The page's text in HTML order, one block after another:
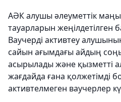
АӘК алушы әлеуметтік
тауарларын жеңілдетілген
Ваучерді активтеу
сайын ағымдағы айдың
асырылады және қызметті
жағдайда ғана қолжетімді
активтелмеген ваучерлер